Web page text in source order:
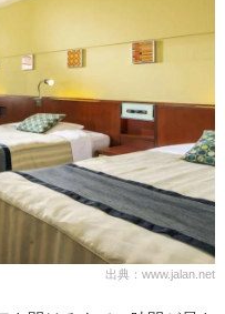
出典：www.jalan.net